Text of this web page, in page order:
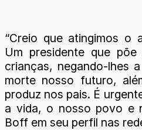
“Creio que atingimos o
Um presidente que
crianças, negando-lhes
morte nosso futuro,
produz nos pais. É
a vida, o nosso povo e
Boff em seu perfil nas